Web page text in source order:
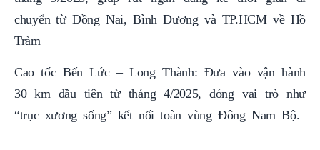
chuyển từ Đồng Nai, Bình Dương và TP.HCM về Hồ
Tràm
Cao tốc Bến Lức – Long Thành: Đưa vào vận hành
30 km đầu tiên từ tháng 4/2025, đóng vai trò như
“trục xương sống” kết nối toàn vùng Đông Nam Bộ.